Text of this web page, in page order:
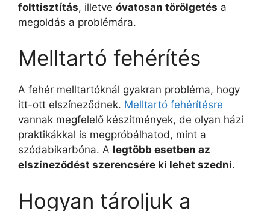
folttisztítás, illetve óvatosan törölgetés a
megoldás a problémára.
Melltartó fehérítés
A fehér melltartóknál gyakran probléma, hogy
itt-ott elszíneződnek. Melltartó fehérítésre
vannak megfelelő készítmények, de olyan házi
praktikákkal is megpróbálhatod, mint a
szódabikarbóna. A legtöbb esetben az
elszíneződést szerencsére ki lehet szedni.
Hogyan tároljuk a